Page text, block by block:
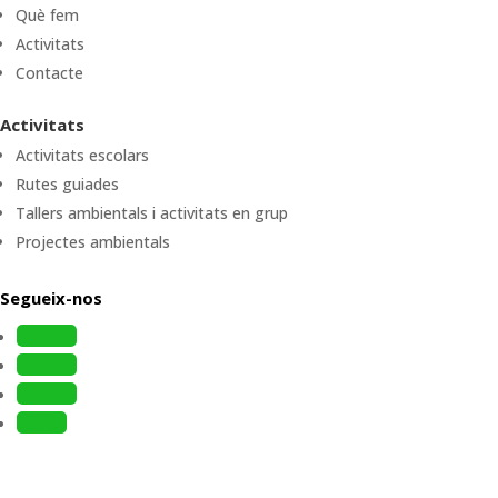
Què fem
Activitats
Contacte
Activitats
Activitats escolars
Rutes guiades
Tallers ambientals i activitats en grup
Projectes ambientals
Segueix-nos
Follow
Follow
Follow
Follow